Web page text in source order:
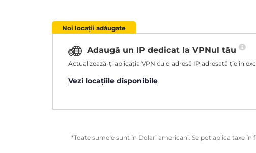
Noi locații adăugate
Adaugă un IP dedicat la VPNul tău
Actualizează-ți aplicația VPN cu o adresă IP adresată ție în
Vezi locațiile disponibile
*Toate sumele sunt în Dolari americani. Se pot aplica taxe